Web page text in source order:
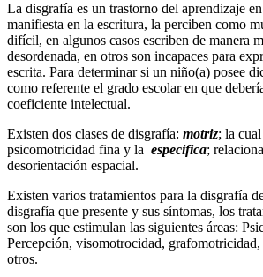
La disgrafía es un trastorno del aprendizaje
manifiesta en la escritura, la perciben como
difícil, en algunos casos escriben de manera
desordenada, en otros son incapaces para
escrita. Para determinar si un niño(a) posee
como referente el grado escolar en que
coeficiente intelectual.
Existen dos clases de disgrafía: motriz; la
psicomotricidad fina y la especifica;
desorientación espacial.
Existen varios tratamientos para la disgrafía
disgrafía que presente y sus síntomas, los
son los que estimulan las siguientes áreas:
Percepción, visomotrocidad,
otros.